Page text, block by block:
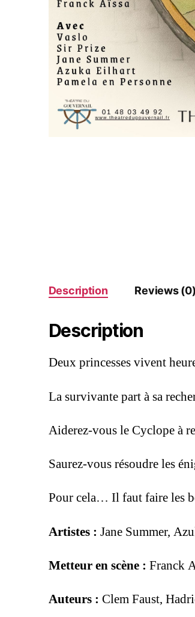
Description Reviews (0)
Description
Deux princesses vivent
La survivante part à sa
Aiderez-vous le Cyclope à
Saurez-vous résoudre les
Pour cela… Il faut faire les
Artistes : Jane Summer,
Metteur en scène : Franck
Auteurs : Clem Faust,